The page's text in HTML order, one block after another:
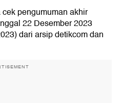
pengumuman akhir
22 Desember 2023
dari arsip detikcom dan